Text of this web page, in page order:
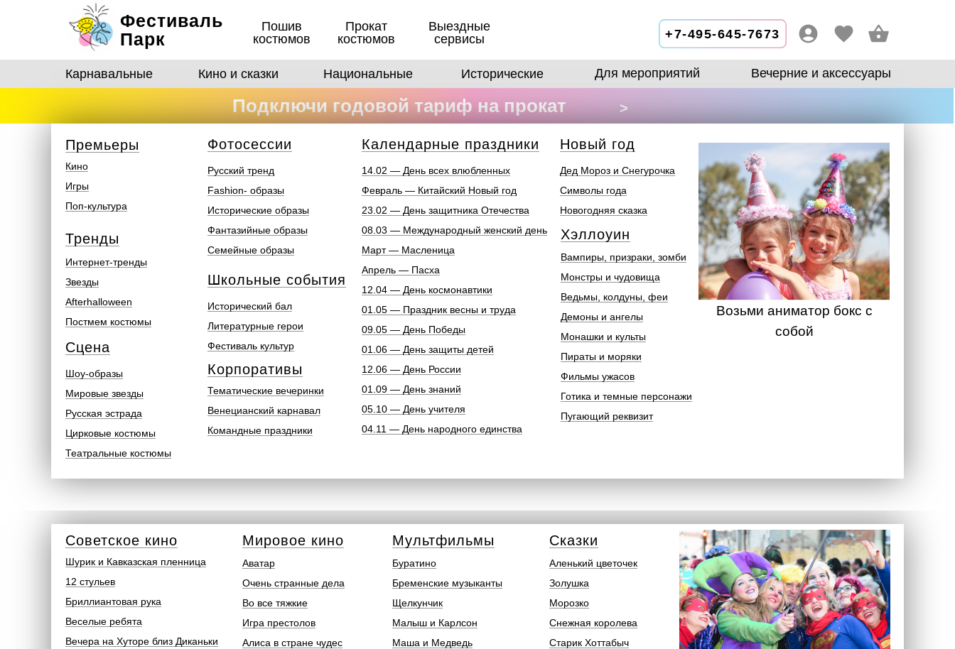
Фестиваль
Парк
Пошив
костюмов
Выездные
сервисы
Прокат
костюмов
+7-495-645-7673
Вечерние и аксессуары
Для мероприятий
Исторические
Национальные
Кино и сказки
Карнавальные
Подключи годовой тариф на прокат
>
Премьеры Фотосеcсии
Хэллоуин
Кино
Игры
Поп-культура
Тренды
Интернет-тренды
Звезды
Afterhalloween
Постмем костюмы
Сцена
Шоу-образы
Мировые звезды
Русская эстрада
Цирковые костюмы
Театральные костюмы
Календарные праздники
Русский тренд
Fashion- образы
Исторические образы
Фантазийные образы
Семейные образы
Школьные события
Исторический бал
Литературные герои
Фестиваль культур
Корпоративы
Тематические вечеринки
Венецианский карнавал
Командные праздники
Вампиры, призраки, зомби
Монстры и чудовища
Ведьмы, колдуны, феи
Демоны и ангелы
Монашки и культы
Пираты и моряки
Фильмы ужасов
Готика и темные персонажи
Пугающий реквизит
14.02 — День всех влюбленных
Февраль — Китайский Новый год
23.02 — День защитника Отечества
08.03 — Международный женский день
Март — Масленица
Апрель — Пасха
12.04 — День космонавтики
01.05 — Праздник весны и труда
09.05 — День Победы
01.06 — День защиты детей
12.06 — День России
01.09 — День знаний
05.10 — День учителя
04.11 — День народного единства
Новый год
Дед Мороз и Снегурочка
Символы года
Новогодняя сказка
Возьми аниматор бокс с
собой
Советское кино
Шурик и Кавказская пленница
12 стульев
Бриллиантовая рука
Веселые ребята
Вечера на Хуторе близ Диканьки
Мировое кино
Аватар
Очень странные дела
Во все тяжкие
Игра престолов
Алиса в стране чудес
Мультфильмы
Буратино
Бременские музыканты
Щелкунчик
Малыш и Карлсон
Маша и Медведь
Сказки
Аленький цветочек
Золушка
Морозко
Снежная королева
Старик Хоттабыч